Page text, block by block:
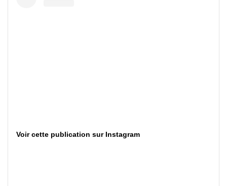
Voir cette publication sur Instagram